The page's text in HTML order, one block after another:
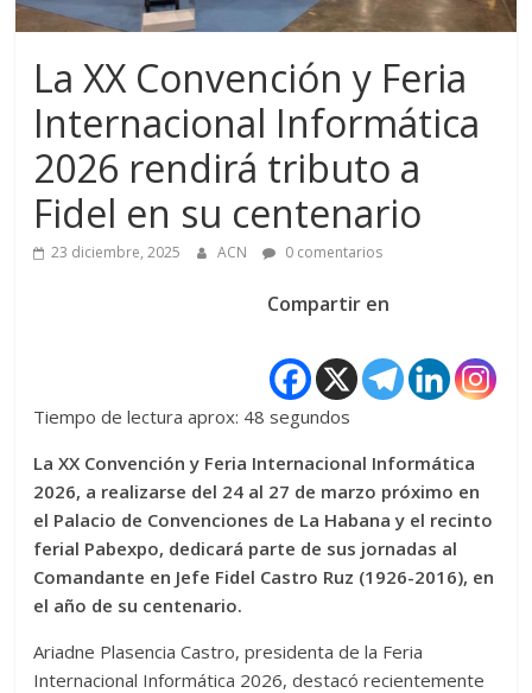
La XX Convención y Feria
Internacional Informática
2026 rendirá tributo a
Fidel en su centenario
23 diciembre, 2025 ACN 0 comentarios
Compartir en
Tiempo de lectura aprox: 48 segundos
La XX Convención y Feria Internacional Informática
2026, a realizarse del 24 al 27 de marzo próximo en
el Palacio de Convenciones de La Habana y el recinto
ferial Pabexpo, dedicará parte de sus jornadas al
Comandante en Jefe Fidel Castro Ruz (1926-2016), en
el año de su centenario.
Ariadne Plasencia Castro, presidenta de la Feria
Internacional Informática 2026, destacó recientemente